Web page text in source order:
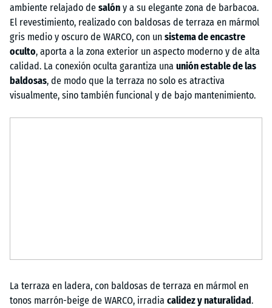
ambiente relajado de salón y a su elegante zona de barbacoa.
El revestimiento, realizado con baldosas de terraza en mármol
gris medio y oscuro de WARCO, con un sistema de encastre
oculto, aporta a la zona exterior un aspecto moderno y de alta
calidad. La conexión oculta garantiza una unión estable de las
baldosas, de modo que la terraza no solo es atractiva
visualmente, sino también funcional y de bajo mantenimiento.
La terraza en ladera, con baldosas de terraza en mármol en
tonos marrón-beige de WARCO, irradia calidez y naturalidad.